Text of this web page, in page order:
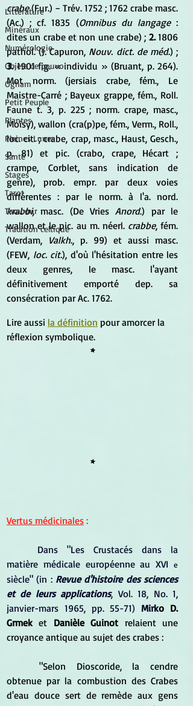
Littérature
Minéraux
Numérologie
Objets de pouvoir
Ogham
Petit Peuple
Plantes
Pleines Lunes
Santé
Stages
Tarot
Tambour
Tradition celtique
crabe (Fur.) − Trév. 1752 ; 1762 crabe masc.
(Ac.) ; cf. 1835 (Omnibus du langage :
dites un crabe et non une crabe) ; 2. 1806
pathol. (J. Capuron, Nouv. dict. de méd
3. 1901 fig. « individu » (Bruant, p. 264).
Mot norm. (jersiais crabe, fém., Le
Maistre-Carré ; Bayeux grappe, fém., Roll.
Faune t. 3, p. 225 ; norm. crape, masc.,
Moisy), wallon (cra(p)pe, fém., Verm., Roll.,
loc. cit. ; crabe, crap, masc., Haust, Gesch.,
p. 81) et pic. (crabo, crape, Hécart ;
crampe, Corblet, sans indication de
genre), prob. empr. par deux voies
krabbi, masc. (De Vries Anord.) par le
wallon et le pic. au m. néerl. crabbe, fém.
(Verdam, Valkh., p. 99) et aussi masc.
(FEW, loc. cit.), d'où l'hésitation entre les
deux genres, le masc. l'ayant
définitivement emporté dep. sa
consécration par Ac. 1762.
Lire aussi la définition pour amorcer la
réflexion symbolique.
*
*
Vertus médicinales :
Dans "Les Crustacés dans la
matière médicale européenne au XVI
e
siècle" (in : Revue d'histoire des sciences
et de leurs applications, Vol. 18, No. 1,
janvier-mars 1965, pp. 55-71) Mirko D.
Grmek et Danièle Guinot relaient une
croyance antique au sujet des crabes :
obtenue par la combustion des Crabes
d'eau douce sert de remède aux gens